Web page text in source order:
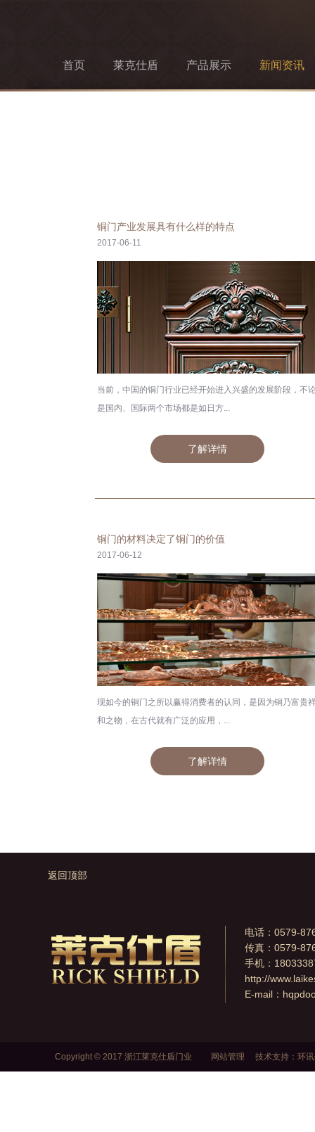
首页 莱克仕盾 产品展示 新闻资讯
铜门产业发展具有什么样的特点
2017-06-11
当前，中国的铜门行业已经开始进入兴盛的发展阶段，不
是国内、国际两个市场都是如日方...
了解详情
铜门的材料决定了铜门的价值
2017-06-12
现如今的铜门之所以赢得消费者的认同，是因为铜乃富贵
和之物，在古代就有广泛的应用，...
了解详情
返回顶部
电话：0579-
传真：0579-
手机：
http://
E-mail：
Copyright © 2017 浙江莱克仕盾门业 网站管理 技术支持： 环